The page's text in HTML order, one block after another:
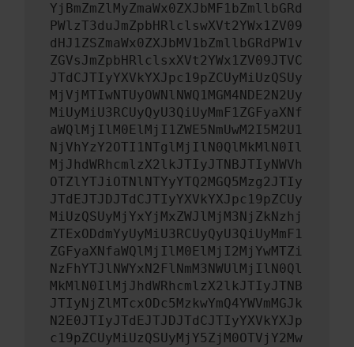
YjBmZmZlMyZmaWx0ZXJbMF1bZmllbGRd
PWlzT3duJmZpbHRlclswXVt2YWx1ZV09
dHJ1ZSZmaWx0ZXJbMV1bZmllbGRdPW1v
ZGVsJmZpbHRlclsxXVt2YWx1ZV09JTVC
JTdCJTIyYXVkYXJpc19pZCUyMiUzQSUy
MjVjMTIwNTUyOWNlNWQ1MGM4NDE2N2Uy
MiUyMiU3RCUyQyU3QiUyMmF1ZGFyaXNf
aWQlMjIlM0ElMjI1ZWE5NmUwM2I5M2U1
NjVhYzY2OTI1NTglMjIlN0QlMkMlN0Il
MjJhdWRhcmlzX2lkJTIyJTNBJTIyNWVh
OTZlYTJiOTNlNTYyYTQ2MGQ5Mzg2JTIy
JTdEJTJDJTdCJTIyYXVkYXJpc19pZCUy
MiUzQSUyMjYxYjMxZWJlMjM3NjZkNzhj
ZTExODdmYyUyMiU3RCUyQyU3QiUyMmF1
ZGFyaXNfaWQlMjIlM0ElMjI2MjYwMTZi
NzFhYTJlNWYxN2FlNmM3NWUlMjIlN0Ql
MkMlN0IlMjJhdWRhcmlzX2lkJTIyJTNB
JTIyNjZlMTcxODc5MzkwYmQ4YWVmMGJk
N2E0JTIyJTdEJTJDJTdCJTIyYXVkYXJp
c19pZCUyMiUzQSUyMjY5ZjM0OTVjY2Mw